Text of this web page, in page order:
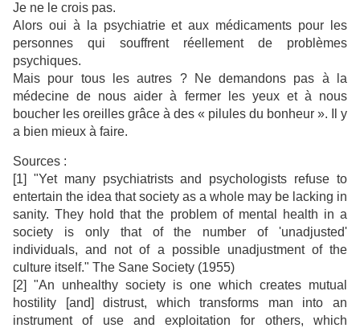
Je ne le crois pas.
Alors oui à la psychiatrie et aux médicaments pour les
personnes qui souffrent réellement de problèmes
psychiques.
Mais pour tous les autres ? Ne demandons pas à la
médecine de nous aider à fermer les yeux et à nous
boucher les oreilles grâce à des « pilules du bonheur ». Il y
a bien mieux à faire.
Sources :
[1] "Yet many psychiatrists and psychologists refuse to
entertain the idea that society as a whole may be lacking in
sanity. They hold that the problem of mental health in a
society is only that of the number of 'unadjusted'
individuals, and not of a possible unadjustment of the
culture itself." The Sane Society (1955)
[2] "An unhealthy society is one which creates mutual
hostility [and] distrust, which transforms man into an
instrument of use and exploitation for others, which